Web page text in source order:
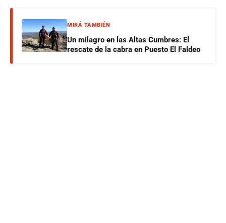
MIRÁ TAMBIÉN
Un milagro en las Altas Cumbres: El
rescate de la cabra en Puesto El Faldeo